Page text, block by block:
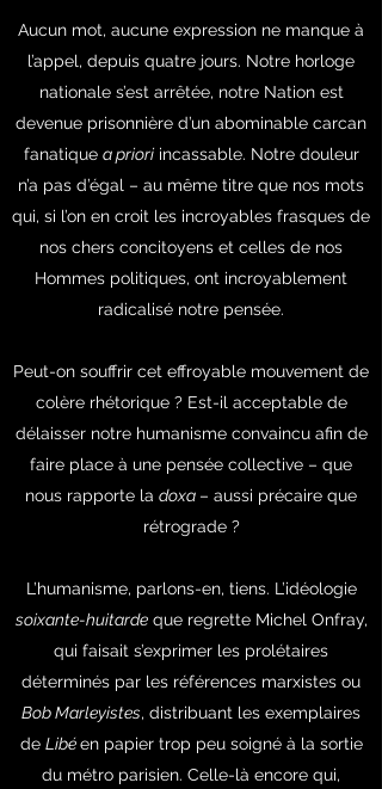
Aucun mot, aucune expression ne manque à
l’appel, depuis quatre jours. Notre horloge
nationale s’est arrêtée, notre Nation est
devenue prisonnière d’un abominable carcan
fanatique a prioriincassable. Notre douleur
n’a pas d’égal – au même titre que nos mots
qui, si l’on en croit les incroyables frasques de
nos chers concitoyens et celles de nos
Hommes politiques, ont incroyablement
radicalisé notre pensée.
Peut-on souffrir cet effroyable mouvement de
colère rhétorique ? Est-il acceptable de
délaisser notre humanisme convaincu afin de
faire place à une pensée collective – que
nous rapporte la doxa – aussi précaire que
rétrograde ?
L’humanisme, parlons-en, tiens. L’idéologie
soixante-huitardeque regrette Michel Onfray,
qui faisait s’exprimer les prolétaires
déterminés par les références marxistes ou
Bob Marleyistes, distribuant les exemplaires
de Libéen papier trop peu soigné à la sortie
du métro parisien. Celle-là encore qui,